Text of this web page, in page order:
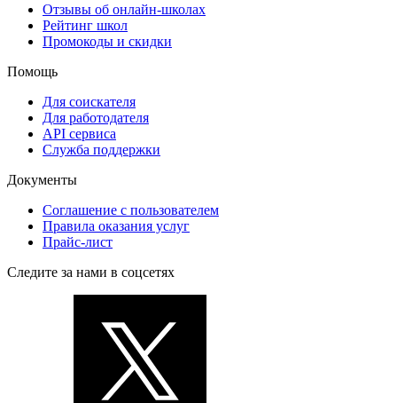
Отзывы об онлайн-школах
Рейтинг школ
Промокоды и скидки
Помощь
Для соискателя
Для работодателя
API сервиса
Служба поддержки
Документы
Соглашение с пользователем
Правила оказания услуг
Прайс-лист
Следите за нами в соцсетях